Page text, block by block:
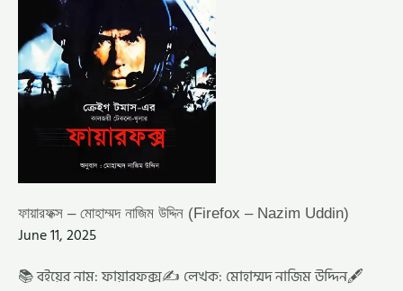
ফায়ারফক্স – মোহাম্মদ নাজিম উদ্দিন (Firefox – Nazim Uddin)
June 11, 2025
📚 বইয়ের নাম: ফায়ারফক্স✍️ লেখক: মোহাম্মদ নাজিম উদ্দিন🖋️